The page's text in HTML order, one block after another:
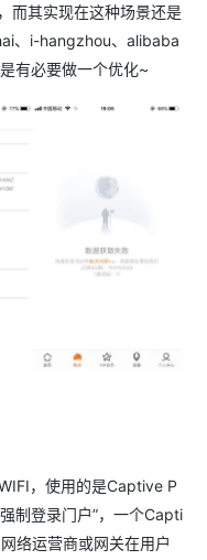
而其实现在这种场景还是
、i-hangzhou、alibaba
有必要做一个优化~
，使用的是Captive P
制登录门户”，一个Capti
络运营商或网关在用户